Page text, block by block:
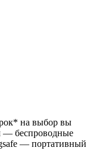
на выбор вы
— беспроводные
— портативный